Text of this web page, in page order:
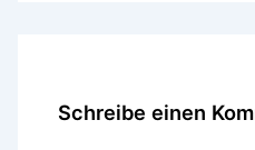
Schreibe einen